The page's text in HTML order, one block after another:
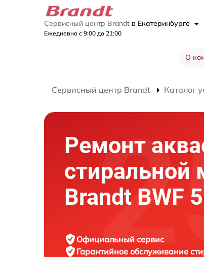
Сервисный центр Brandt в Екатеринбурге
Ежедневно с 9:00 до 21:00
О
Сервисный центр Brandt Каталог
Ремонт
Brandt BWF
Официальный сервис
Гарантийное обслуживание